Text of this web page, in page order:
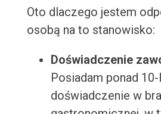
Oto dlaczego jestem
osobą na to stanowisko:
Doświadczenie
Posiadam ponad
doświadczenie w